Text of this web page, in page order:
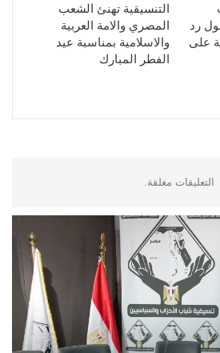
التنسيقية تهنئ الشعب
المصري والامة العربية
والاسلامية بمناسبة عيد
الفطر المبارك
رد
على
التعليقات مغلقة.